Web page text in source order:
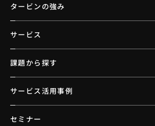
タービンの強み
サービス
課題から探す
サービス活用事例
セミナー